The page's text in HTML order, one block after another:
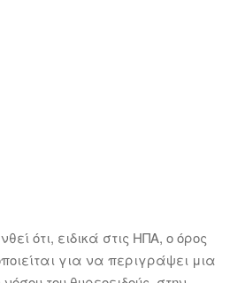
ότι, ειδικά στις ΗΠΑ, ο όρος
για να περιγράψει μια